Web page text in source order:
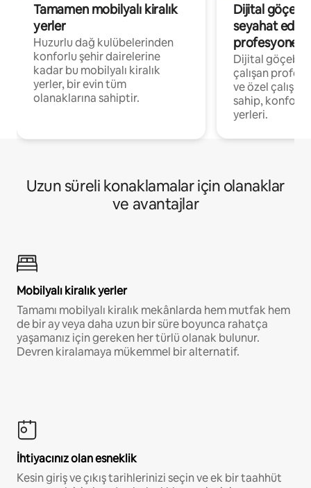
Tamamen mobilyalı kiralık
yerler
Huzurlu dağ kulübelerinden
konforlu şehir dairelerine
kadar bu mobilyalı kiralık
yerler, bir evin tüm
olanaklarına sahiptir.
Dijital
seyahat eden
Dijital
çalışan
ve özel
sahip,
yerleri.
Uzun süreli konaklamalar için olanaklar
ve avantajlar
Mobilyalı kiralık yerler
Tamamı mobilyalı kiralık mekânlarda hem mutfak hem
de bir ay veya daha uzun bir süre boyunca rahatça
yaşamanız için gereken her türlü olanak bulunur.
Devren kiralamaya mükemmel bir alternatif.
İhtiyacınız olan esneklik
Kesin giriş ve çıkış tarihlerinizi seçin ve ek bir taahhüt